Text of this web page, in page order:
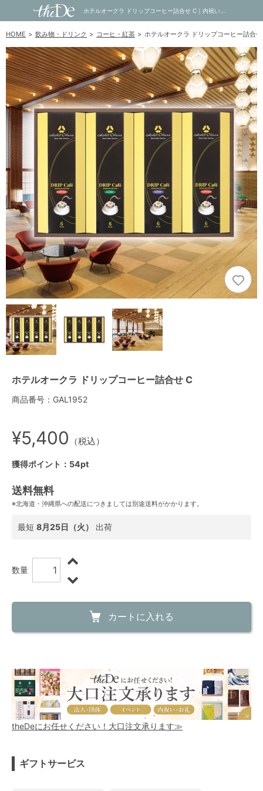
HOME 飲み物・ドリンク コーヒ・紅茶 ホテルオークラ ドリップコーヒー詰合
ホテルオークラ ドリップコーヒー詰合せ C
商品番号：GAL1952
¥5,400 （税込）
獲得ポイント：54pt
送料無料
※北海道・沖縄県への配送につきましては別途送料がかかります。
最短 8月25日（火） 出荷
数量
カートに入れる
theDeにお任せください！大口注文承ります≫
ギフトサービス